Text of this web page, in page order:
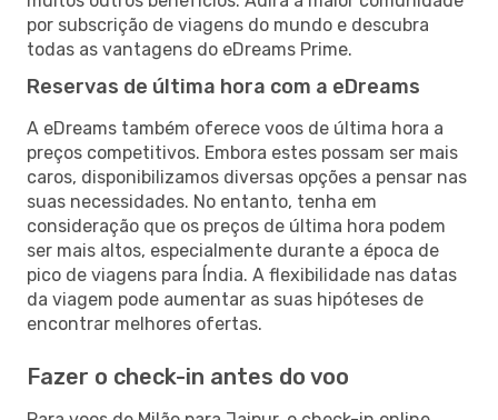
por subscrição de viagens do mundo e descubra
todas as vantagens do eDreams Prime.
Reservas de última hora com a eDreams
A eDreams também oferece voos de última hora a
preços competitivos. Embora estes possam ser mais
caros, disponibilizamos diversas opções a pensar nas
suas necessidades. No entanto, tenha em
consideração que os preços de última hora podem
ser mais altos, especialmente durante a época de
pico de viagens para Índia. A flexibilidade nas datas
da viagem pode aumentar as suas hipóteses de
encontrar melhores ofertas.
Fazer o check-in antes do voo